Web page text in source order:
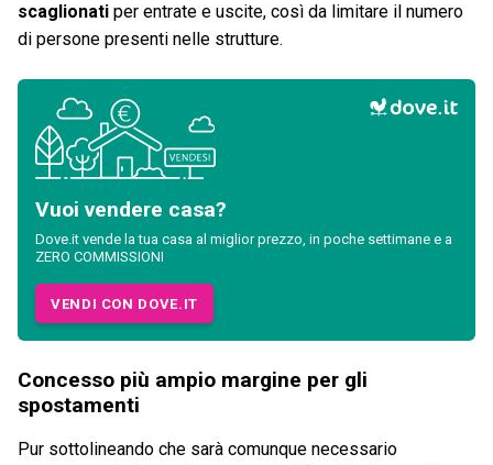
scaglionati per entrate e uscite, così da limitare il numero
di persone presenti nelle strutture.
Vuoi vendere casa?
Dove.it vende la tua casa al miglior prezzo, in poche settimane e a
ZERO COMMISSIONI
VENDI CON DOVE.IT
Concesso più ampio margine per gli
spostamenti
Pur sottolineando che sarà comunque necessario